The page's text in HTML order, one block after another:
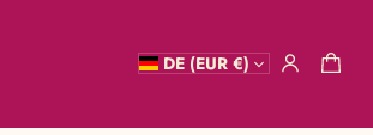
DE (EUR €)